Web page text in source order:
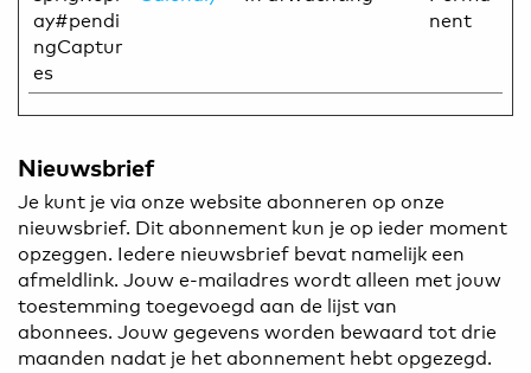
ay#pendi
ngCaptur
es
nent
Nieuwsbrief
Je kunt je via onze website abonneren op onze
nieuwsbrief. Dit abonnement kun je op ieder moment
opzeggen. Iedere nieuwsbrief bevat namelijk een
afmeldlink. Jouw e-mailadres wordt alleen met jouw
toestemming toegevoegd aan de lijst van
abonnees. Jouw gegevens worden bewaard tot drie
maanden nadat je het abonnement hebt opgezegd.